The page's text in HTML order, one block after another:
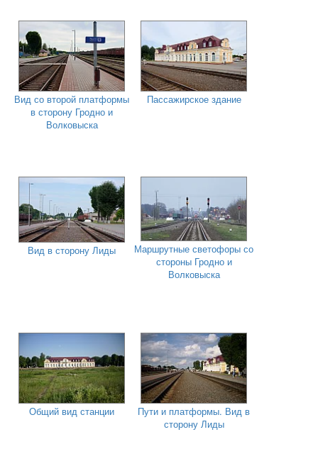
Вид со второй платформы
в сторону Гродно и
Волковыска
Пассажирское здание
Вид в сторону Лиды
Маршрутные светофоры со
стороны Гродно и
Волковыска
Общий вид станции
Пути и платформы. Вид в
сторону Лиды